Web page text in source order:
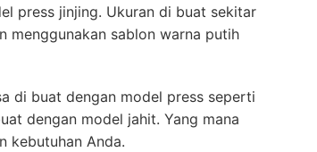
press jinjing. Ukuran di buat sekitar
sablon warna putih
di buat dengan model press seperti
dengan model jahit. Yang mana
kebutuhan Anda.